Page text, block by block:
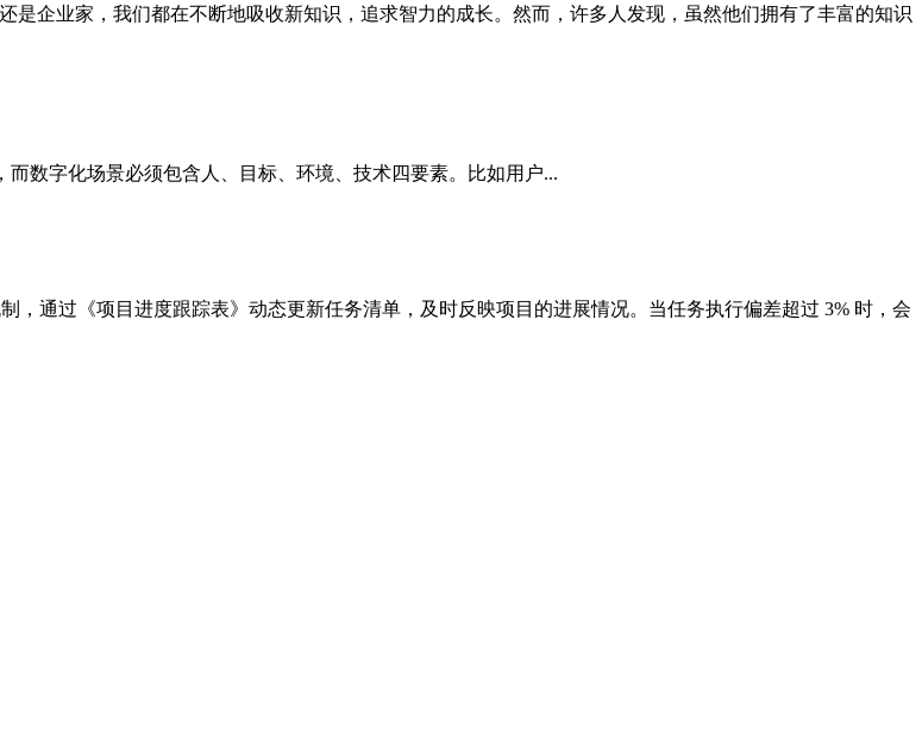
企业家，我们都在不断地吸收新知识，追求智力的成长。然而，许多人发现，虽然他们拥有了丰富的知识
数字化场景必须包含人、目标、环境、技术四要素。比如用户...
，通过《项目进度跟踪表》动态更新任务清单，及时反映项目的进展情况。当任务执行偏差超过 3% 时，会